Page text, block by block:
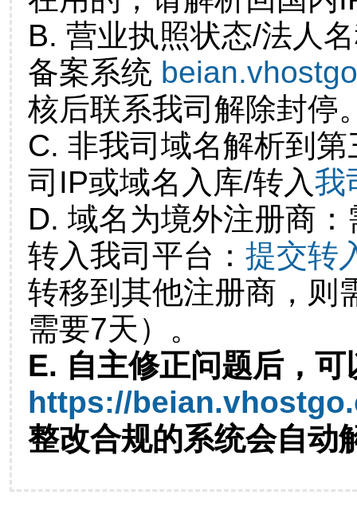
B. 营业执照状态/法人
备案系统
核后联系我司解除封停
C. 非我司域名解析到
司IP或域名入库/转入我
D. 域名为境外注册商
转入我司平台： 提交转
转移到其他注册商，则
需要7天）。
E. 自主修正问题后，可
https://
整改合规的系统会自动